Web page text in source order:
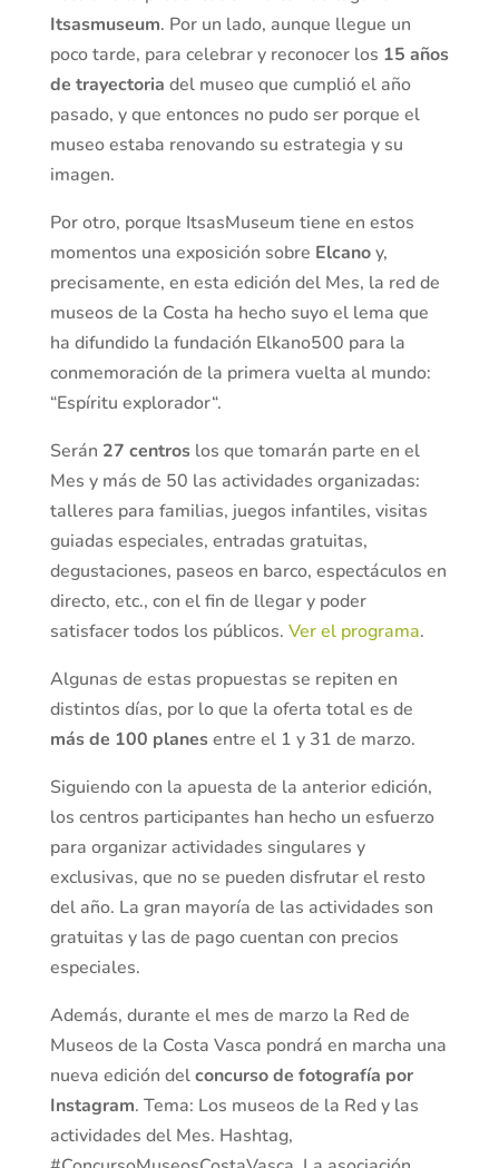
Itsasmuseum. Por un lado, aunque llegue un
poco tarde, para celebrar y reconocer los 15 años
de trayectoria del museo que cumplió el año
pasado, y que entonces no pudo ser porque el
museo estaba renovando su estrategia y su
imagen.
Por otro, porque ItsasMuseum tiene en estos
momentos una exposición sobre Elcanoy,
precisamente, en esta edición del Mes, la red de
museos de la Costa ha hecho suyo el lema que
ha difundido la fundación Elkano500 para la
conmemoración de la primera vuelta al mundo:
“Espíritu explorador“.
Serán 27 centroslos que tomarán parte en el
Mes y más de 50 las actividades organizadas:
talleres para familias, juegos infantiles, visitas
guiadas especiales, entradas gratuitas,
degustaciones, paseos en barco, espectáculos en
directo, etc., con el fin de llegar y poder
satisfacer todos los públicos. Ver el programa.
Algunas de estas propuestas se repiten en
distintos días, por lo que la oferta total es de
más de 100 planesentre el 1 y 31 de marzo.
Siguiendo con la apuesta de la anterior edición,
los centros participantes han hecho un esfuerzo
para organizar actividades singulares y
exclusivas, que no se pueden disfrutar el resto
del año. La gran mayoría de las actividades son
gratuitas y las de pago cuentan con precios
especiales.
Además, durante el mes de marzo la Red de
Museos de la Costa Vasca pondrá en marcha una
nueva edición delconcurso de fotografía por
Instagram. Tema: Los museos de la Red y las
actividades del Mes. Hashtag,